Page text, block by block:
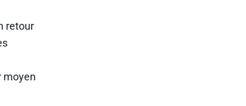
retour
moyen